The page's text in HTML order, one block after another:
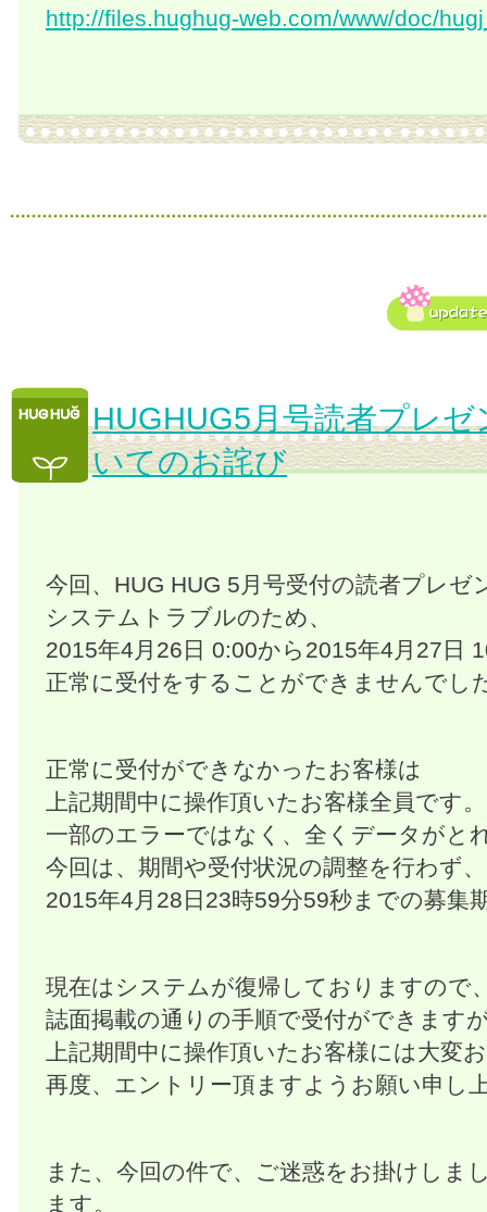
http://files.hughug-web.com/www/doc/
HUGHUG5月号読者プレ
いてのお詫び
今回、HUG HUG 5月号受付の読者プレゼ
システムトラブルのため、
2015年4月26日 0:00から2015年4月27日
正常に受付をすることができませんでし
正常に受付ができなかったお客様は
上記期間中に操作頂いたお客様全員です。
一部のエラーではなく、全くデータがと
今回は、期間や受付状況の調整を行わず
2015年4月28日23時59分59秒までの募集
現在はシステムが復帰しておりますので
誌面掲載の通りの手順で受付ができます
上記期間中に操作頂いたお客様には大変
再度、エントリー頂ますようお願い申し
また、今回の件で、ご迷惑をお掛けしま
ます。